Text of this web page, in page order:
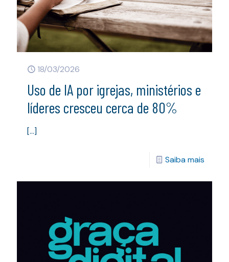
18/03/2026
Uso de IA por igrejas, ministérios e
líderes cresceu cerca de 80%
[…]
Saiba mais